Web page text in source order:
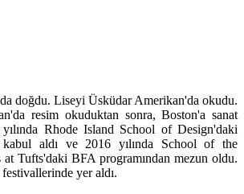
doğdu. Liseyi Üsküdar Amerikan'da okudu.
resim okuduktan sonra, Boston'a sanat
Rhode Island School of Design'daki
kabul aldı ve 2016 yılında School of the
Tufts'daki BFA programından mezun oldu.
yer aldı.